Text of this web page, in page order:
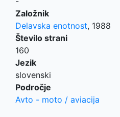
Založnik
Delavska enotnost, 1988
Število strani
160
Jezik
slovenski
Področje
Avto - moto / aviacija